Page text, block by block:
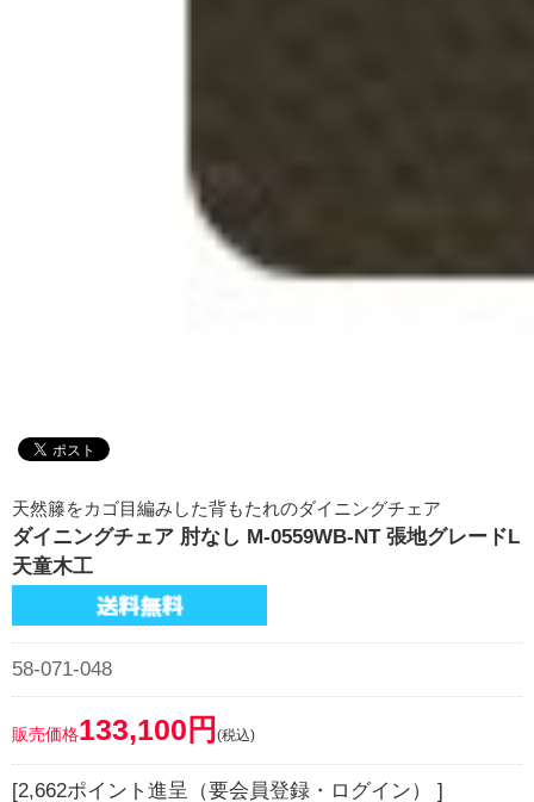
天然籐をカゴ目編みした背もたれのダイニングチェア
ダイニングチェア 肘なし M-0559WB-NT 張地グレードL
天童木工
58-071-048
販売価格133,100円 (税込)
[2,662ポイント進呈（要会員登録・ログイン） ]